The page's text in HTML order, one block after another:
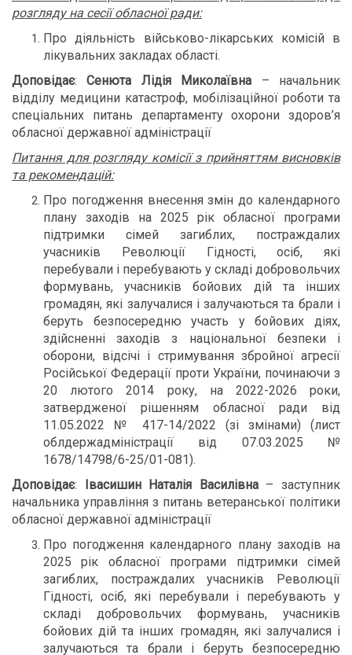
розгляду на сесії обласної ради:
Про діяльність військово-лікарських комісій в
лікувальних закладах області.
Доповідає:Сенюта Лідія Миколаївна – начальник
відділу медицини катастроф, мобілізаційної роботи та
спеціальних питань департаменту охорони здоров’я
обласної державної адміністрації
Питання для розгляду комісії з прийняттям висновків
та рекомендацій:
Про погодження внесення змін до календарного
плану заходів на 2025 рік обласної програми
підтримки сімей загиблих, постраждалих
учасників Революції Гідності, осіб, які
перебували і перебувають у складі добровольчих
формувань, учасників бойових дій та інших
громадян, які залучалися і залучаються та брали і
беруть безпосередню участь у бойових діях,
здійсненні заходів з національної безпеки і
оборони, відсічі і стримування збройної агресії
Російської Федерації проти України, починаючи з
20 лютого 2014 року, на 2022-2026 роки,
затвердженої рішенням обласної ради від
11.05.2022 № 417-14/2022 (зі змінами) (лист
облдержадміністрації від 07.03.2025 №
1678/14798/6-25/01-081).
Доповідає: Івасишин Наталія Василівна– заступник
начальника управління з питань ветеранської політики
обласної державної адміністрації
Про погодження календарного плану заходів на
2025 рік обласної програми підтримки сімей
загиблих, постраждалих учасників Революції
Гідності, осіб, які перебували і перебувають у
складі добровольчих формувань, учасників
бойових дій та інших громадян, які залучалися і
залучаються та брали і беруть безпосередню